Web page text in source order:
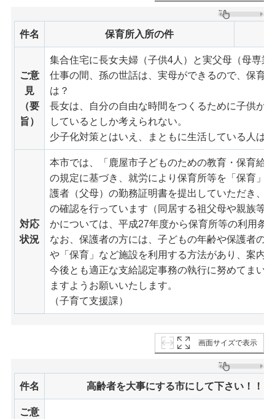
件名 保育所入所の件
ご意
見
（要
旨）
集合住宅に長女夫婦（子供4人）と実父母（母専
仕事の間、孫の世話は、実母ができるので、保育
は？
長女は、自分の自由な時間をつくるために子供が
しているとしか考えられない。
少子化対策とはいえ、まともに生活している人は
対応
状況
本市では、「鹿屋市子どものための教育・保育給
の規定に基づき、就労により保育所等を「保育」
護者（父母）の勤務証明書を提出していただき、
の確認を行っています（同居する祖父母や親族等
かについては、平成27年度から保育所等の利用条
なお、保護者の方には、子どもの年齢や保護者の
や「保育」など施設を利用する方法があり、案内
今後とも適正な支給認定事務の執行に努めてまい
ますようお願いいたします。
（子育て支援課）
画面サイズで表示
件名 高齢者を大事にする市にして下さい！！
ご意